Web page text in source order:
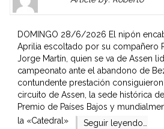
Gravatar
is
here.
Clickable
link
Author
page.
link
to
or
other
DOMINGO 28/6/2026 El nipón
Aprilia escoltado por su compañero
Jorge Martín, quien se va de Assen
campeonato ante el abandono de
contundente prestación
circuito de Assen, la sede histórica
Premio de Países Bajos y
la «Catedral»
Seguir leyendo…